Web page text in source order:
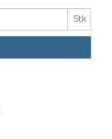
Stk